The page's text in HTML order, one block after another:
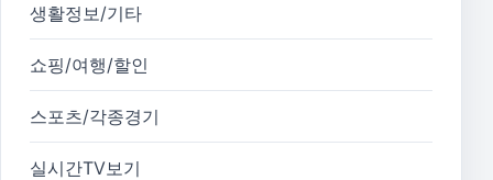
생활정보/기타
쇼핑/여행/할인
스포츠/각종경기
실시간TV보기